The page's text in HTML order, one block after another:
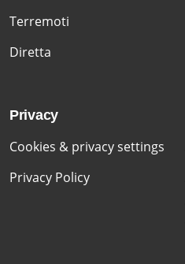
Terremoti
Diretta
Privacy
Cookies & privacy settings
Privacy Policy